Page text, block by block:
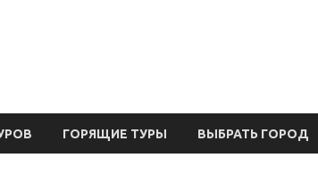
ГОРЯЩИЕ ТУРЫ ВЫБРАТЬ ГОРОД